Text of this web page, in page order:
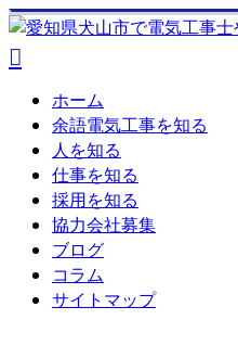
ホーム
余語電気工事を知る
人を知る
仕事を知る
採用を知る
協力会社募集
ブログ
コラム
サイトマップ